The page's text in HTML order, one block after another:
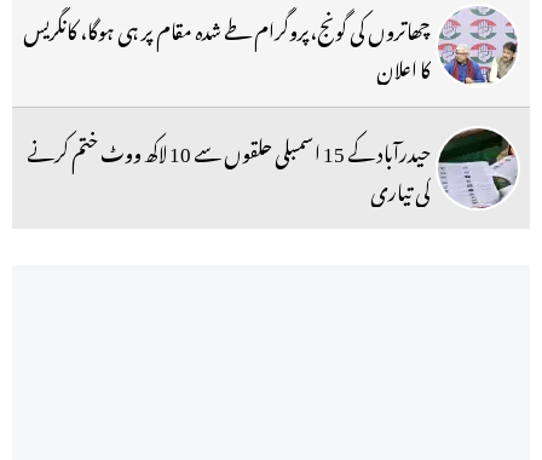
چھاتروں کی گونج،پروگرام طے شدہ مقام پر ہی ہوگا، کانگریس
کا اعلان
حیدرآباد کے 15 اسمبلی حلقوں سے 10 لاکھ ووٹ ختم کرنے
کی تیاری